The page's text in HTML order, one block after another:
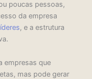
poucas pessoas,
da empresa
, e a estrutura
empresas que
mas pode gerar